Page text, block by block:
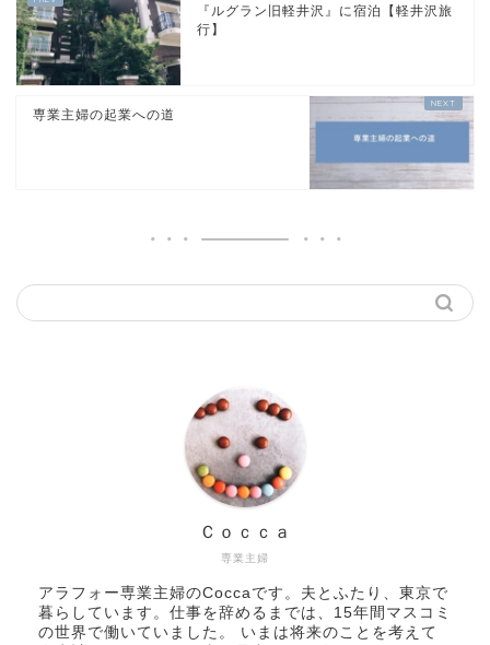
『ルグラン旧軽井沢』に宿泊【軽井沢旅
行】
専業主婦の起業への道
専業主婦
Ｃｏｃｃａ
アラフォー専業主婦のCoccaです。夫とふたり、東京で
暮らしています。仕事を辞めるまでは、15年間マスコミ
の世界で働いていました。 いまは将来のことを考えて